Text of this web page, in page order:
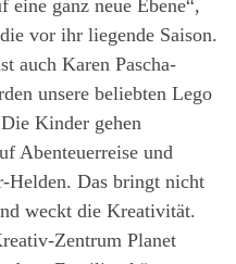
ganz neue Ebene“,
vor ihr liegende Saison.
auch Karen Pascha-
unsere beliebten Lego
Kinder gehen
Abenteuerreise und
Helden. Das bringt nicht
weckt die Kreativität.
Zentrum Planet